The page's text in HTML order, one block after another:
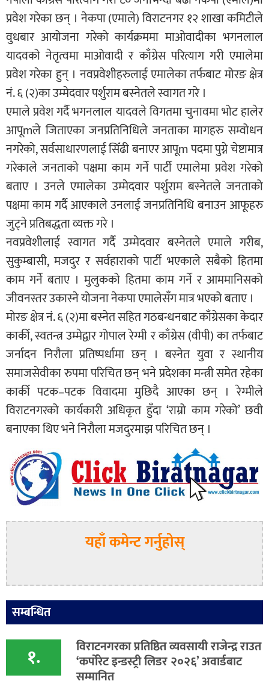
प्रवेश गरेका छन् । नेकपा (एमाले) विराटनगर १२ शाखा कमिटीले
वुधबार आयोजना गरेको कार्यक्रममा माओवादीका भगनलाल
यादवको नेतृत्वमा माओवादी र काँग्रेस परित्याग गरी एमालेमा
प्रवेश गरेका हुन् । नवप्रवेशीहरुलाई एमालेका तर्फबाट मोरङ क्षेत्र
नं. ६ (२)का उम्मेदवार पर्शुराम बस्नेतले स्वागत गरे ।
एमाले प्रवेश गर्दै भगनलाल यादवले विगतमा चुनावमा भोट हालेर
आपूmले जिताएका जनप्रतिनिधिले जनताका मागहरु सम्वोधन
नगरेको, सर्वसाधारणलाई सिँढी बनाएर आपूm पदमा पुग्ने चेष्टामात्र
गरेकाले जनताको पक्षमा काम गर्ने पार्टी एमालेमा प्रवेश गरेको
बताए । उनले एमालेका उम्मेदवार पर्शुराम बस्नेतले जनताको
पक्षमा काम गर्दै आएकाले उनलाई जनप्रतिनिधि बनाउन आफूहरु
जुट्ने प्रतिबद्धता व्यक्त गरे ।
नवप्रवेशीलाई स्वागत गर्दै उम्मेदवार बस्नेतले एमाले गरीब,
सुकुम्बासी, मजदुर र सर्वहाराको पार्टी भएकाले सबैको हितमा
काम गर्ने बताए । मुलुकको हितमा काम गर्ने र आममानिसको
जीवनस्तर उकास्ने योजना नेकपा एमालेसँग मात्र भएको बताए ।
मोरङ क्षेत्र नं. ६ (२)मा बस्नेत सहित गठबन्धनबाट काँग्रेसका केदार
कार्की, स्वतन्त्र उम्मेद्वार गोपाल रेग्मी र काँग्रेस (वीपी) का तर्फबाट
जर्नादन निरौला प्रतिष्पर्धामा छन् । बस्नेत युवा र स्थानीय
समाजसेवीका रुपमा परिचित छन् भने प्रदेशका मन्त्री समेत रहेका
कार्की पटक–पटक विवादमा मुछिदै आएका छन् । रेग्मीले
विराटनगरको कार्यकारी अधिकृत हुँदा ‘राम्रो काम गरेको’ छवी
बनाएका थिए भने निरौला मजदुरमाझ परिचित छन् ।
यहाँ कमेन्ट गर्नुहोस्
सम्बन्धित
१. विराटनगरका प्रतिष्ठित व्यवसायी राजेन्द्र राउत
‘कर्पोरेट इन्डस्ट्री लिडर २०२६’ अवार्डबाट
सम्मानित